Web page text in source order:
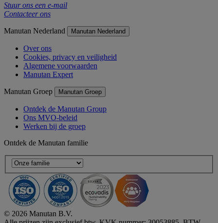
Stuur ons een e-mail
Contacteer ons
Manutan Nederland Manutan Nederland
Over ons
Cookies, privacy en veiligheid
Algemene voorwaarden
Manutan Expert
Manutan Groep Manutan Groep
Ontdek de Manutan Group
Ons MVO-beleid
Werken bij de groep
Ontdek de Manutan familie
© 2026 Manutan B.V.